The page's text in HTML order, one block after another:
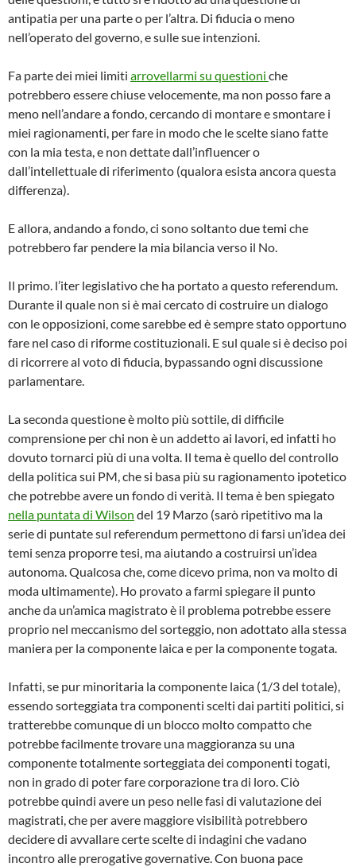
antipatia per una parte o per l’altra. Di fiducia o meno
nell’operato del governo, e sulle sue intenzioni.
Fa parte dei miei limiti arrovellarmi su questioni che
potrebbero essere chiuse velocemente, ma non posso fare a
meno nell’andare a fondo, cercando di montare e smontare i
miei ragionamenti, per fare in modo che le scelte siano fatte
con la mia testa, e non dettate dall’influencer o
dall’intellettuale di riferimento (qualora esista ancora questa
differenza).
E allora, andando a fondo, ci sono soltanto due temi che
potrebbero far pendere la mia bilancia verso il No.
Il primo. l’iter legislativo che ha portato a questo referendum.
Durante il quale non si è mai cercato di costruire un dialogo
con le opposizioni, come sarebbe ed è sempre stato opportuno
fare nel caso di riforme costituzionali. E sul quale si è deciso poi
di ricorrere al voto di fiducia, bypassando ogni discussione
parlamentare.
La seconda questione è molto più sottile, di difficile
comprensione per chi non è un addetto ai lavori, ed infatti ho
dovuto tornarci più di una volta. Il tema è quello del controllo
della politica sui PM, che si basa più su ragionamento ipotetico
che potrebbe avere un fondo di verità. Il tema è ben spiegato
nella puntata di Wilson del 19 Marzo (sarò ripetitivo ma la
serie di puntate sul referendum permettono di farsi un’idea dei
temi senza proporre tesi, ma aiutando a costruirsi un’idea
autonoma. Qualcosa che, come dicevo prima, non va molto di
moda ultimamente). Ho provato a farmi spiegare il punto
anche da un’amica magistrato è il problema potrebbe essere
proprio nel meccanismo del sorteggio, non adottato alla stessa
maniera per la componente laica e per la componente togata.
Infatti, se pur minoritaria la componente laica (1/3 del totale),
essendo sorteggiata tra componenti scelti dai partiti politici, si
tratterebbe comunque di un blocco molto compatto che
potrebbe facilmente trovare una maggioranza su una
componente totalmente sorteggiata dei componenti togati,
non in grado di poter fare corporazione tra di loro. Ciò
potrebbe quindi avere un peso nelle fasi di valutazione dei
magistrati, che per avere maggiore visibilità potrebbero
decidere di avvallare certe scelte di indagini che vadano
incontro alle prerogative governative. Con buona pace